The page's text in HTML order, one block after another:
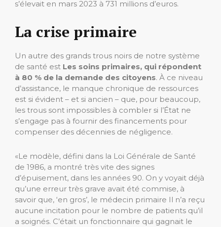
s’élevait en mars 2023 à 731 millions d’euros.
La crise primaire
Un autre des grands trous noirs de notre système
de santé est Les soins primaires, qui répondent
à 80 % de la demande des citoyens. À ce niveau
d’assistance, le manque chronique de ressources
est si évident – ​​et si ancien – que, pour beaucoup,
les trous sont impossibles à combler si l’État ne
s’engage pas à fournir des financements pour
compenser des décennies de négligence.
«Le modèle, défini dans la Loi Générale de Santé
de 1986, a montré très vite des signes
d’épuisement, dans les années 90. On y voyait déjà
qu’une erreur très grave avait été commise, à
savoir que, ‘en gros’, le médecin primaire Il n’a reçu
aucune incitation pour le nombre de patients qu’il
a soignés. C’était un fonctionnaire qui gagnait le